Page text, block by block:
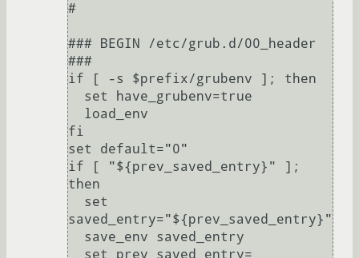
#
### BEGIN /etc/grub.d/00_header
###
if [ -s $prefix/grubenv ]; then
fi
set default="0"
if [ "${prev_saved_entry}" ];
then
saved_entry="${prev_saved_entry}"